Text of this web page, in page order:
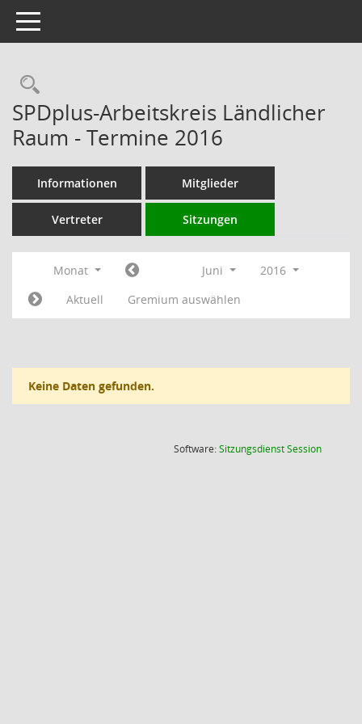
Toggle navigation
Rechercheauswahl
SPDplus-Arbeitskreis Ländlicher
Raum - Termine 2016
Informationen Mitglieder
Vertreter Sitzungen
Monat Juni
2016
Aktuell
Gremium auswählen
Keine Daten gefunden.
Software:SitzungsdienstSession(Wird in